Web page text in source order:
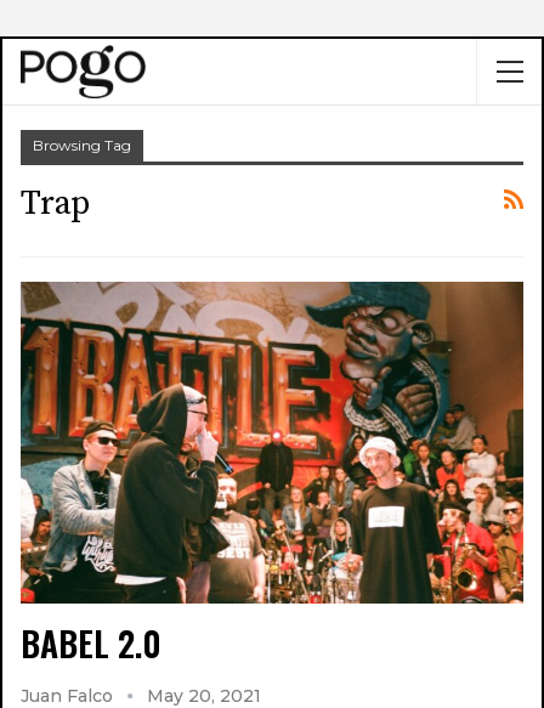
Browsing Tag
Trap
BABEL 2.0
Juan Falco
May 20, 2021